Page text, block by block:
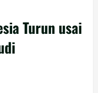
Turun usai